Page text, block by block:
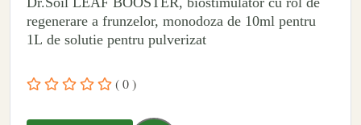
regenerare a frunzelor, monodoza de 10ml pentru
1L de solutie pentru pulverizat
( 0 )